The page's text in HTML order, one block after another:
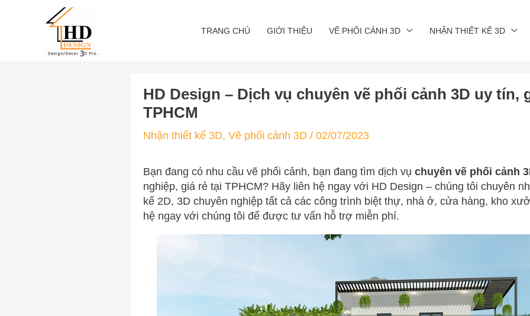
TRANG CHỦ GIỚI THIỆU VẼ PHỐI CẢNH 3D NHẬN THIẾT KẾ 3D
HD Design – Dịch vụ chuyên vẽ phối cảnh 3D uy tín,
TPHCM
Nhận thiết kế 3D, Vẽ phối cảnh 3D / 02/07/2023
Bạn đang có nhu cầu vẽ phối cảnh, bạn đang tìm dịch vụ chuyên vẽ phối cảnh
nghiệp, giá rẻ tại TPHCM? Hãy liên hệ ngay với HD Design – chúng tôi chuyên
kế 2D, 3D chuyên nghiệp tất cả các công trình biệt thự, nhà ở, cửa hàng, kho
hệ ngay với chúng tôi để được tư vấn hỗ trợ miễn phí.